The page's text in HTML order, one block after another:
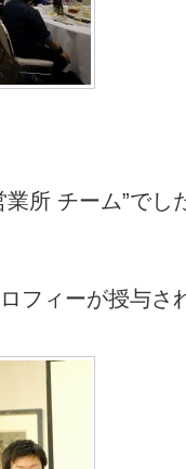
業所 チーム”でし
フィーが授与さ